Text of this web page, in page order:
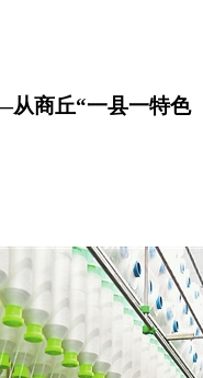
商丘“一县一特色